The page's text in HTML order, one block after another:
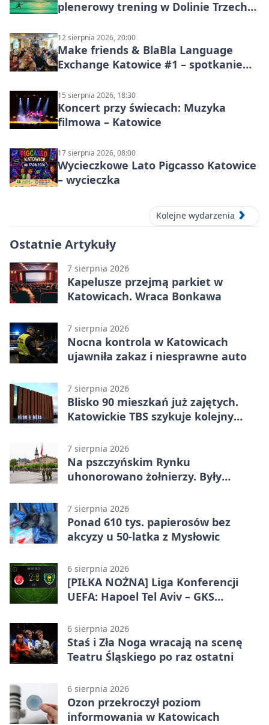
plenerowy trening w Dolinie Trzech
12 sierpnia 2026, 20:00
Make friends & BlaBla Language
Exchange Katowice #1 – spotkanie
15 sierpnia 2026, 18:30
Koncert przy świecach: Muzyka
filmowa – Katowice
17 sierpnia 2026, 08:00
Wycieczkowe Lato Pigcasso Katowice
– wycieczka
Kolejne wydarzenia
Ostatnie Artykuły
7 sierpnia 2026
Kapelusze przejmą parkiet w
Katowicach. Wraca Bonkawa
7 sierpnia 2026
Nocna kontrola w Katowicach
ujawniła zakaz i niesprawne auto
7 sierpnia 2026
Blisko 90 mieszkań już zajętych.
Katowickie TBS szykuje kolejny
7 sierpnia 2026
Na pszczyńskim Rynku
uhonorowano żołnierzy. Były
7 sierpnia 2026
Ponad 610 tys. papierosów bez
akcyzy u 50-latka z Mysłowic
6 sierpnia 2026
[PIŁKA NOŻNA] Liga Konferencji
UEFA: Hapoel Tel Aviv – GKS
rundy kwalifikacyjnej
6 sierpnia 2026
Staś i Zła Noga wracają na scenę
Teatru Śląskiego po raz ostatni
6 sierpnia 2026
Ozon przekroczył poziom
informowania w Katowicach